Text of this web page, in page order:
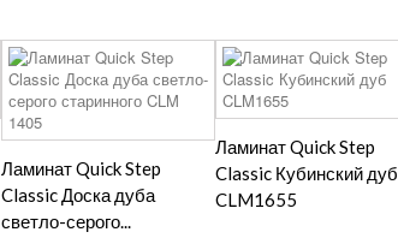
Ламинат Quick Step
Classic Доска дуба
светло-серого...
Ламинат Quick Step
Classic Кубинский дуб
CLM1655